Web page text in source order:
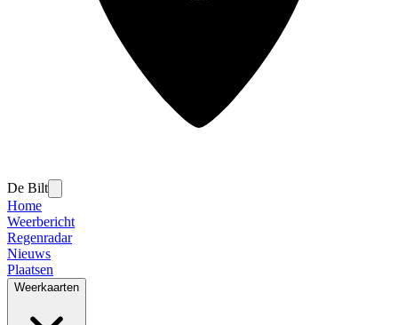
De Bilt
Home
Weerbericht
Regenradar
Nieuws
Plaatsen
Weerkaarten